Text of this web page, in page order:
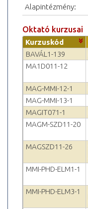
Alapintézmény:
Oktató kurzusai
Kurzuskód
BAVÁL1-139
MA1D011-12
MAG-MMI-12-1
MAG-MMI-13-1
MAGIT071-1
MAGM-SZD11-20
MAGSZD11-26
MMI-PHD-ELM1-1
MMI-PHD-ELM3-1